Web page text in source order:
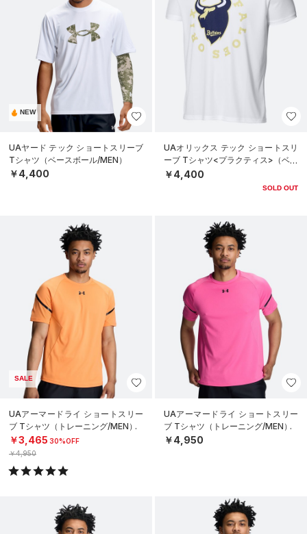
NEW
UAヤード テック ショートスリーブ
Tシャツ（ベースボール/MEN）
￥4,400
UAオリックス テック ショートスリ
ーブ Tシャツ<プラクティス>（ベー
スボール/UNISEX）
￥4,400
SOLD OUT
SALE
UAアーマードライ ショートスリー
ブ Tシャツ（トレーニング/MEN）
￥3,465 30%OFF
￥4,950
UAアーマードライ ショートスリー
ブ Tシャツ（トレーニング/MEN）
￥4,950